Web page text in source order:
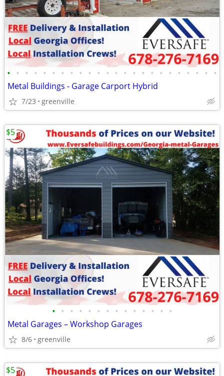
• • • • • • • • • • • • • • • • • • • • • • • •
Metal Buildings - Garage Carport Hybrid
7/23 greenville
• • • • • • • • • • • • • •
Metal Garages – Workshop Garages
8/6 greenville
$5
$5